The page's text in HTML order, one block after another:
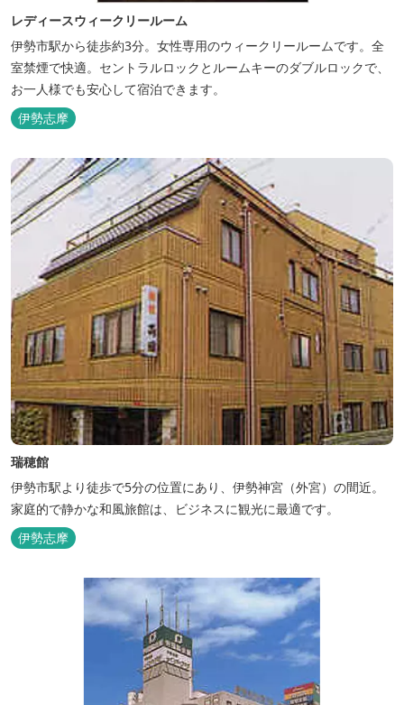
レディースウィークリールーム
伊勢市駅から徒歩約3分。女性専用のウィークリールームです。全
室禁煙で快適。セントラルロックとルームキーのダブルロックで、
お一人様でも安心して宿泊できます。
伊勢志摩
瑞穂館
伊勢市駅より徒歩で5分の位置にあり、伊勢神宮（外宮）の間近。
家庭的で静かな和風旅館は、ビジネスに観光に最適です。
伊勢志摩